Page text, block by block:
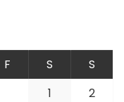
F S
S
1
2